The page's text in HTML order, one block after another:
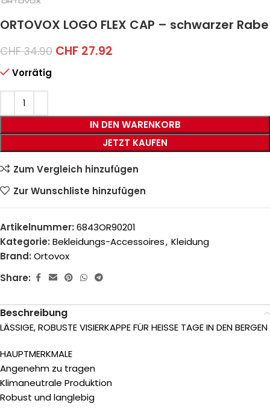
ORTOVOX LOGO FLEX CAP – schwarzer Rabe
CHF34.90 CHF 27.92
Vorrätig
IN DEN WARENKORB
JETZT KAUFEN
Zum Vergleich hinzufügen
Zur Wunschliste hinzufügen
Artikelnummer: 6843OR90201
Kategorie: Bekleidungs-Accessoires, Kleidung
Brand: Ortovox
Share:
Beschreibung
LÄSSIGE, ROBUSTE VISIERKAPPE FÜR HEISSE TAGE IN DEN BERGEN
HAUPTMERKMALE
Angenehm zu tragen
Klimaneutrale Produktion
Robust und langlebig